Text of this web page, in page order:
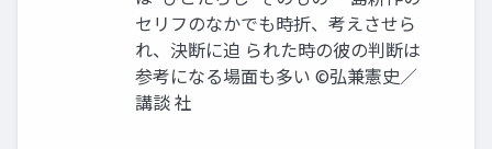
セリフのなかでも時折、考えさせら
れ、決断に迫 られた時の彼の判断は
参考になる場面も多い ©弘兼憲史／
講談 社